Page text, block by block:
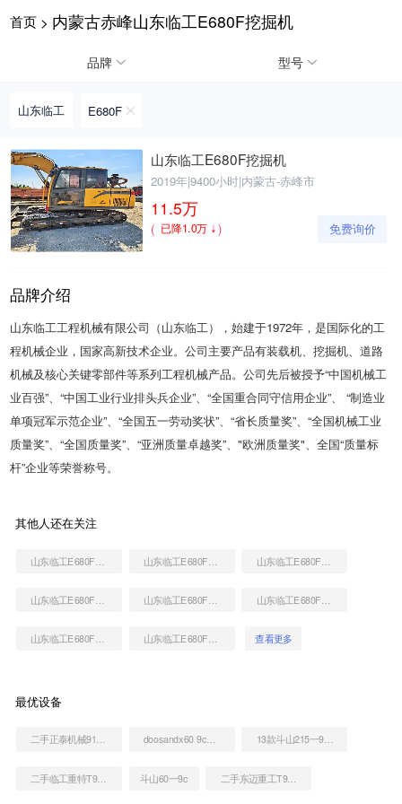
首页 > 内蒙古赤峰山东临工E680F挖掘机
品牌 型号
山东临工 E680F
山东临工E680F挖掘机
2019年|9400小时|内蒙古-赤峰市
11.5万
( 已降1.0万 ) 免费询价
品牌介绍
山东临工工程机械有限公司（山东临工），始建于1972年，是国际化的工
程机械企业，国家高新技术企业。公司主要产品有装载机、挖掘机、道路
机械及核心关键零部件等系列工程机械产品。公司先后被授予“中国机械工
业百强”、“中国工业行业排头兵企业”、“全国重合同守信用企业”、 “制造业
单项冠军示范企业”、“全国五一劳动奖状”、“省长质量奖”、“全国机械工业
质量奖”、“全国质量奖”、“亚洲质量卓越奖”、"欧洲质量奖"、全国“质量标
杆”企业等荣誉称号。
请输入手机号
获
取
验
证
码
请输入手机号
交
即
表
示
您
同
《隐
私
政
策》
其他人还在关注
查看更多
最优设备
二手正泰机械9128装载机 doosandx60 9c图解 13款斗山215一9c怎么样
二手临工重特T918C装载机 斗山60一9c 二手东迈重工T98H高空作业机械